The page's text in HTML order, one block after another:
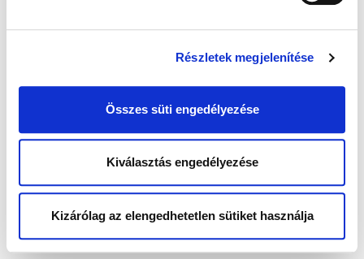
Részletek megjelenítése
Összes süti engedélyezése
Kiválasztás engedélyezése
Kizárólag az elengedhetetlen sütiket használja